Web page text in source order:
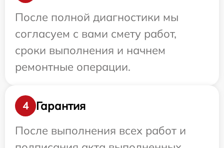
После полной диагностики мы
согласуем с вами смету работ,
сроки выполнения и начнем
ремонтные операции.
4
Гарантия
После выполнения всех работ и